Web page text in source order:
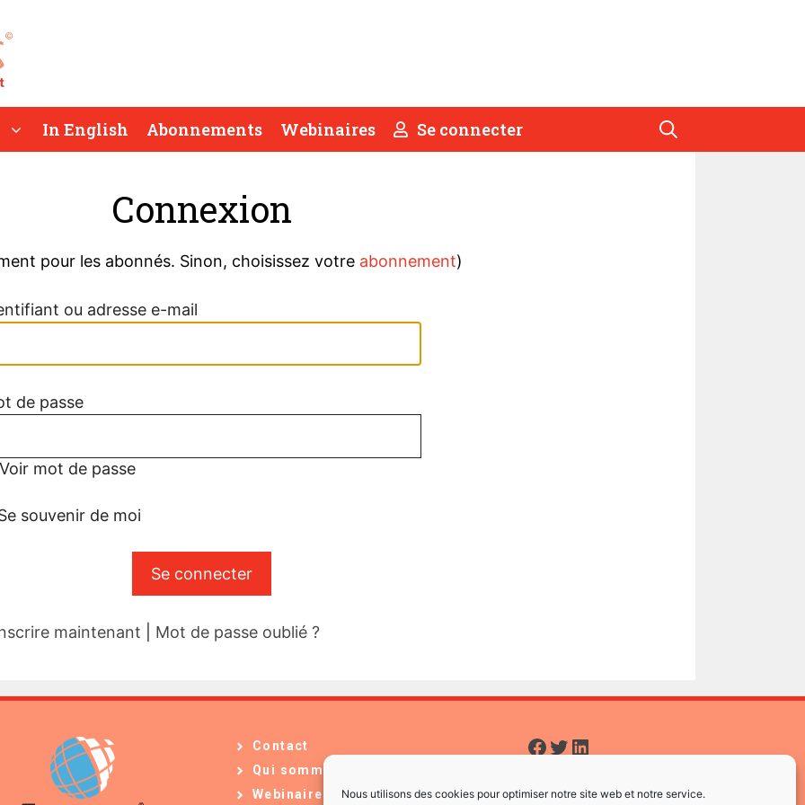
Nous utilisons des cookies pour optimiser notre site web et notre service.
In English Abonnements Webinaires Se connecter
Connexion
pour les abonnés. Sinon, choisissez votre abonnement)
ou adresse e-mail
de passe
Voir mot de passe
souvenir de moi
maintenant Mot de passe oublié ?
Contact
Qui sommes-nous ?
Webinaires
Facebook
Twitter
LinkedIn